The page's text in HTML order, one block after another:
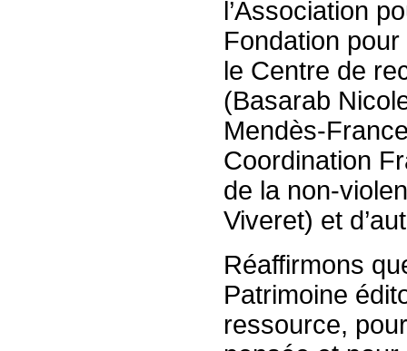
l’Association
Fondation
le Centre de
(Basarab
Mendès-
Coordination
de la non-
Viveret) et
Réaffirmons
Patrimoine
ressource,